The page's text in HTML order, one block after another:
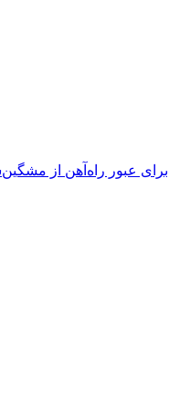
عبور راه‌آهن از